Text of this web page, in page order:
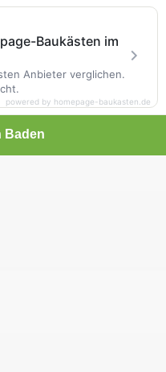
Baden
Baukästen im
Anbieter verglichen.
powered by homepage-baukasten.de